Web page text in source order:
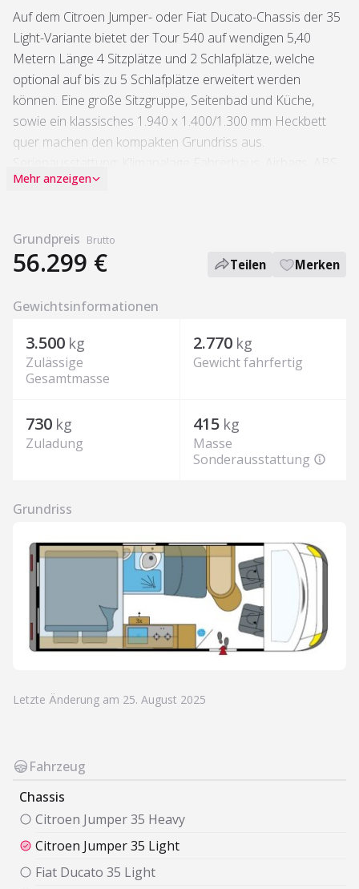
Auf dem Citroen Jumper- oder Fiat Ducato-Chassis der 35
Light-Variante bietet der Tour 540 auf wendigen 5,40
Metern Länge 4 Sitzplätze und 2 Schlafplätze, welche
optional auf bis zu 5 Schlafplätze erweitert werden
können. Eine große Sitzgruppe, Seitenbad und Küche,
sowie ein klassisches 1.940 x 1.400/1.300 mm Heckbett
quer machen den kompakten Grundriss aus.
ESP, ASR, Traction+, Zentralverriegelung im Fahrerhaus,
Badfenster, Insektenschutz an der Schiebetür, elektrische
Stufe, 100 AH Lithiumbatterie, 16 Zoll Alufelgen, 90 l
Sonstiges: Geschlossenporige Isomaterialien, Möbel aus
Ohne Aufpreis auch auf Fiat Ducato erhältlich.
Mehr anzeigen
Grundpreis Brutto
56.299 € Teilen Merken
Gewichtsinformationen
3.500 kg
Zulässige
Gesamtmasse
2.770 kg
Gewicht fahrfertig
730 kg
Zuladung
415 kg
Masse
Sonderausstattung
Grundriss
Letzte Änderung am 25. August 2025
Fahrzeug
Chassis
Citroen Jumper 35 Heavy
Citroen Jumper 35 Light
Fiat Ducato 35 Light